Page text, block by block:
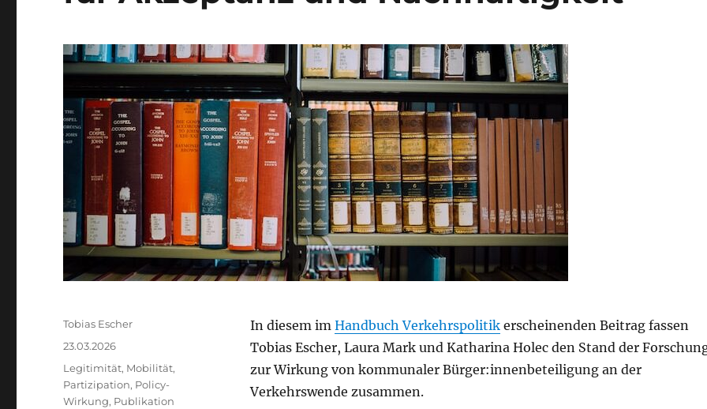
In diesem im Handbuch Verkehrspolitikerscheinenden Beitrag fassen
Tobias Escher, Laura Mark und Katharina Holec den Stand der
zur Wirkung von kommunaler Bürger:innenbeteiligung an der
Verkehrswende zusammen.
Autor
Tobias Escher
Veröffentlicht
am
23.03.2026
Kategorien
Legitimität, Mobilität,
Partizipation, Policy-
Wirkung, Publikation